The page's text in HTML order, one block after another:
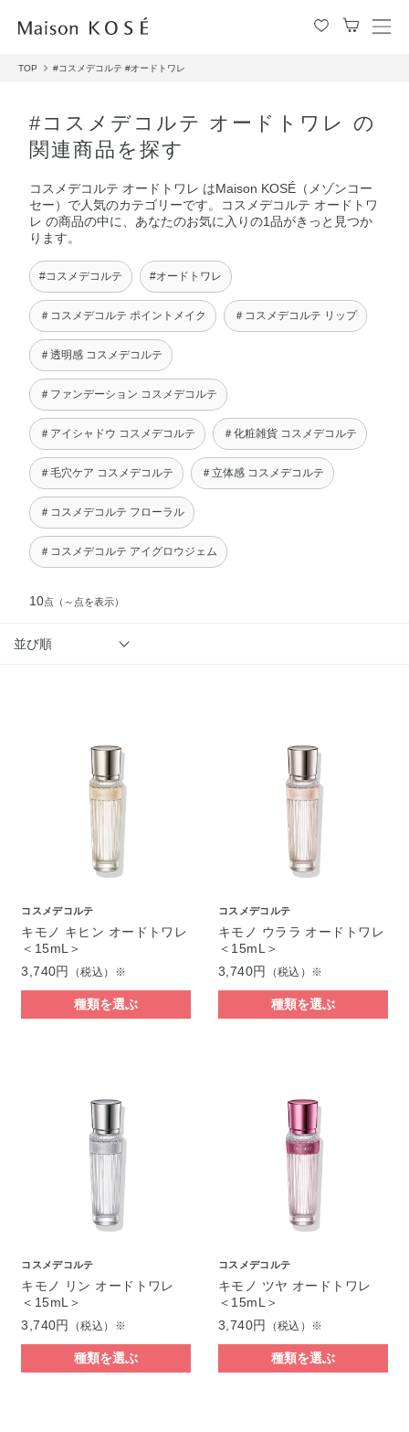
メ
TOP #コスメデコルテ #オードトワレ
#コスメデコルテ オードトワレ の
関連商品を探す
コスメデコルテ オードトワレ はMaison KOSÉ（メゾンコー
セー）で人気のカテゴリーです。コスメデコルテ オードトワ
レ の商品の中に、あなたのお気に入りの1品がきっと見つか
ります。
#コスメデコルテ #オードトワレ
＃コスメデコルテ ポイントメイク ＃コスメデコルテ リップ
＃透明感 コスメデコルテ
＃ファンデーション コスメデコルテ
＃アイシャドウ コスメデコルテ ＃化粧雑貨 コスメデコルテ
＃毛穴ケア コスメデコルテ ＃立体感 コスメデコルテ
＃コスメデコルテ フローラル
＃コスメデコルテ アイグロウジェム
10点 （～点を表示）
並び順
コスメデコルテ
キモノ キヒン オードトワレ
＜15mL＞
3,740円
（税込）※
種類を選ぶ
コスメデコルテ
キモノ ウララ オードトワレ
＜15mL＞
3,740円
（税込）※
種類を選ぶ
コスメデコルテ
キモノ リン オードトワレ
＜15mL＞
3,740円
（税込）※
種類を選ぶ
コスメデコルテ
キモノ ツヤ オードトワレ
＜15mL＞
3,740円
（税込）※
種類を選ぶ